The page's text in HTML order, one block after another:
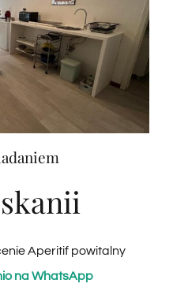
Aperitif powitalny
na WhatsApp